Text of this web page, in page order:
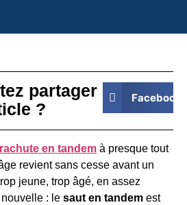
partager
?
Facebook
en tandem à presque tout
revient sans cesse avant un
jeune, trop âgé, en assez
: le saut en tandem est